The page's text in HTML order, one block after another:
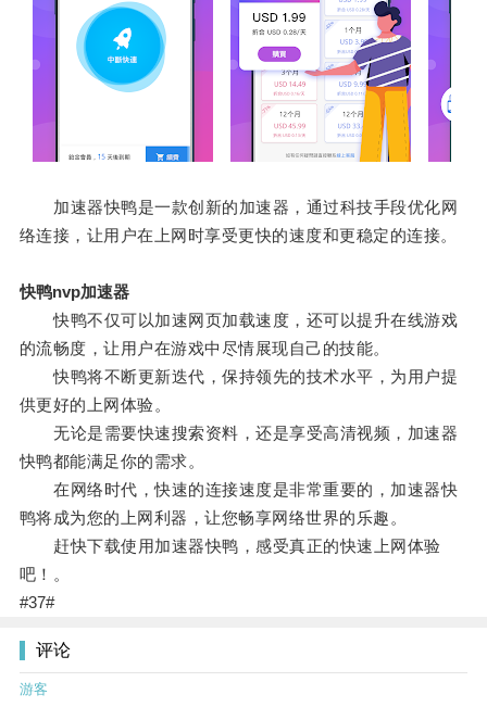
加速器快鸭是一款创新的加速器，通过科技手段优化网
络连接，让用户在上网时享受更快的速度和更稳定的连接。
快鸭nvp加速器
快鸭不仅可以加速网页加载速度，还可以提升在线游戏
的流畅度，让用户在游戏中尽情展现自己的技能。
快鸭将不断更新迭代，保持领先的技术水平，为用户提
供更好的上网体验。
无论是需要快速搜索资料，还是享受高清视频，加速器
快鸭都能满足你的需求。
在网络时代，快速的连接速度是非常重要的，加速器快
鸭将成为您的上网利器，让您畅享网络世界的乐趣。
赶快下载使用加速器快鸭，感受真正的快速上网体验
吧！。
#37#
评论
游客